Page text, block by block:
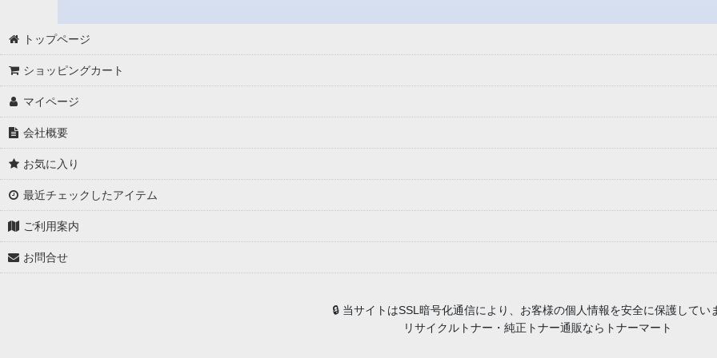
トップページ
ショッピングカート
マイページ
会社概要
お気に入り
最近チェックしたアイテム
ご利用案内
お問合せ
🔒 当サイトはSSL暗号化通信により、お客様の個人情報を安全に保護してい
リサイクルトナー・純正トナー通販ならトナーマート